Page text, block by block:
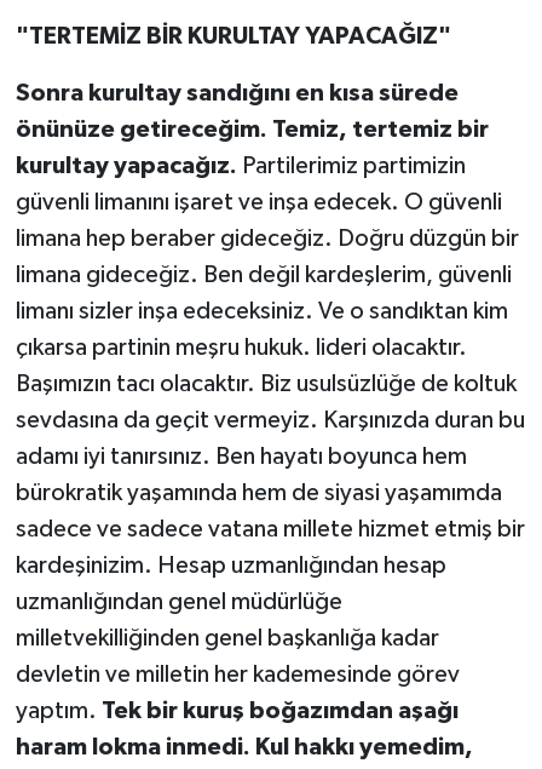
"TERTEMİZ BİR KURULTAY YAPACAĞIZ"
Sonra kurultay sandığını en kısa sürede
önünüze getireceğim. Temiz, tertemiz bir
kurultay yapacağız. Partilerimiz partimizin
güvenli limanını işaret ve inşa edecek. O güvenli
limana hep beraber gideceğiz. Doğru düzgün bir
limana gideceğiz. Ben değil kardeşlerim, güvenli
limanı sizler inşa edeceksiniz. Ve o sandıktan kim
çıkarsa partinin meşru hukuk. lideri olacaktır.
Başımızın tacı olacaktır. Biz usulsüzlüğe de koltuk
sevdasına da geçit vermeyiz. Karşınızda duran bu
adamı iyi tanırsınız. Ben hayatı boyunca hem
bürokratik yaşamında hem de siyasi yaşamımda
sadece ve sadece vatana millete hizmet etmiş bir
kardeşinizim. Hesap uzmanlığından hesap
uzmanlığından genel müdürlüğe
milletvekilliğinden genel başkanlığa kadar
devletin ve milletin her kademesinde görev
yaptım. Tek bir kuruş boğazımdan aşağı
haram lokma inmedi. Kul hakkı yemedim,